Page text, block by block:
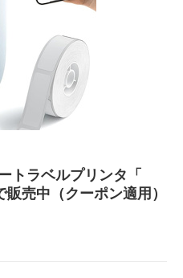
トラベルプリンタ「
販売中（クーポン適用）